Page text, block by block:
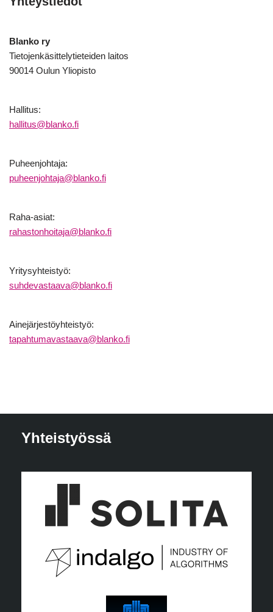
Blanko ry
Tietojenkäsittelytieteiden laitos
90014 Oulun Yliopisto
Hallitus:
hallitus@blanko.fi
Puheenjohtaja:
puheenjohtaja@blanko.fi
Raha-asiat:
rahastonhoitaja@blanko.fi
Yritysyhteistyö:
suhdevastaava@blanko.fi
Ainejärjestöyhteistyö:
tapahtumavastaava@blanko.fi
Yhteistyössä